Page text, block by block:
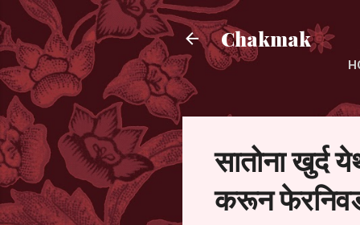
Chakmak
सातोना खुर्द
करून